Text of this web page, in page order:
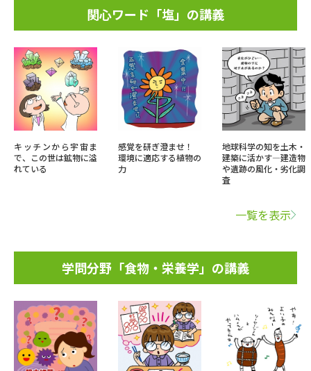
関心ワード「塩」の講義
キッチンから宇宙ま
で、この世は鉱物に溢
れている
感覚を研ぎ澄ませ！
環境に適応する植物の
力
地球科学の知を土木・
建築に活かす―建造物
や遺跡の風化・劣化調
査
一覧を表示
学問分野「食物・栄養学」の講義